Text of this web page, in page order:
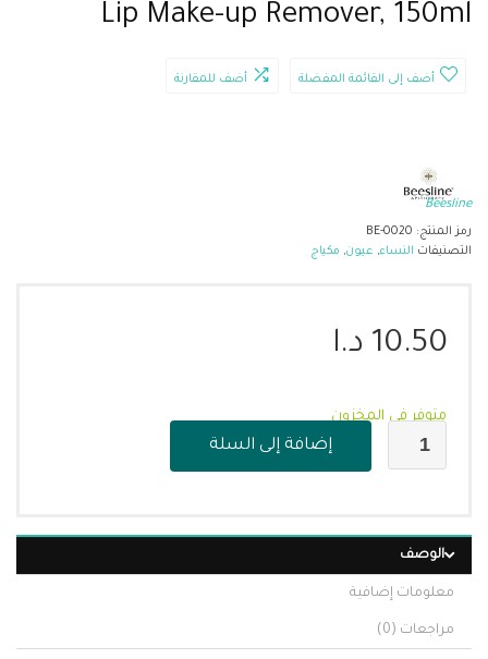
Lip Make-up Remover, 150ml
أضف إلى القائمة المفضلة أضف للمقارنة
Beesline
رمز المنتج: BE-0020
التصنيفات النساء, عيون, مكياج
10.50 د.ا
متوفر في المخزون
إضافة إلى السلة
الوصف
معلومات إضافية
مراجعات (0)